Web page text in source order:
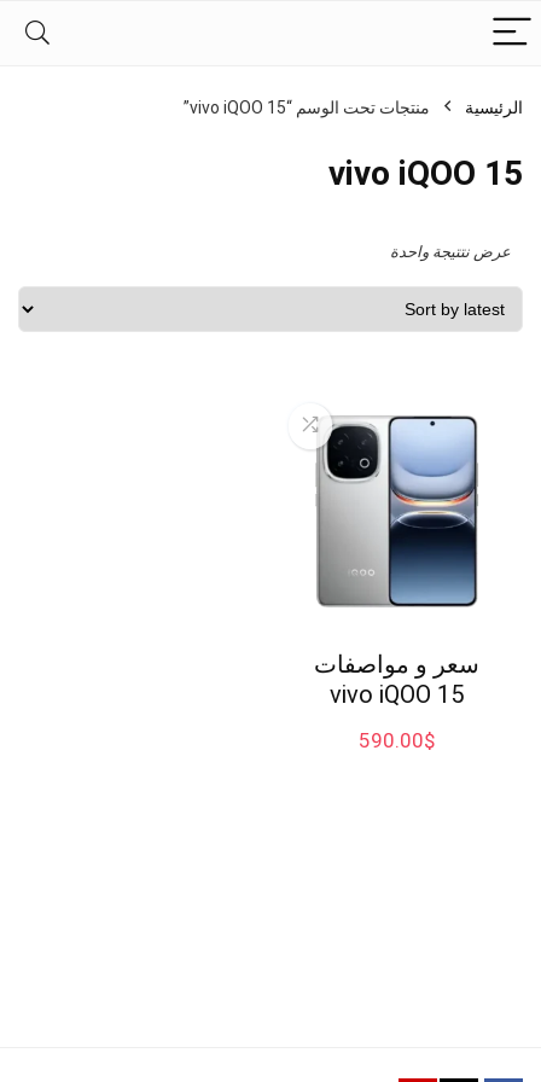
الرئيسية منتجات تحت الوسم “vivo iQOO 15”
vivo iQOO 15
عرض نتتيجة واحدة
سعر و مواصفات
vivo iQOO 15
$
590.00